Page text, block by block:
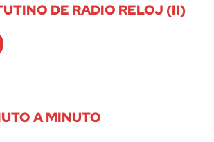
DE RADIO RELOJ (II)
A MINUTO